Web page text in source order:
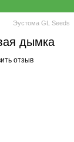
Эустома GL Seeds
дымка
отзыв